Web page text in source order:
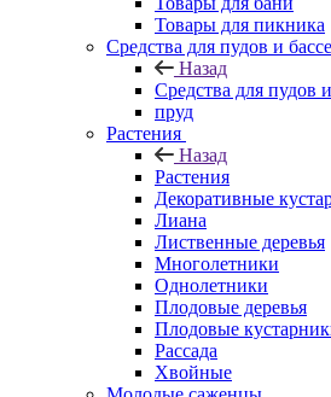
Товары для пикника
Средства для пудов и
Назад
Средства для пудов
пруд
Растения
Назад
Растения
Декоративные
Лиана
Лиственные деревья
Многолетники
Однолетники
Плодовые деревья
Плодовые
Рассада
Хвойные